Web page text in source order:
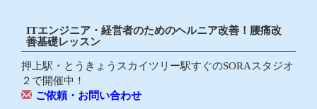
ITエンジニア・経営者のためのヘルニア改善！腰痛改
善基礎レッスン
押上駅・とうきょうスカイツリー駅すぐのSORAスタジオ
２で開催中！
ご依頼・お問い合わせ